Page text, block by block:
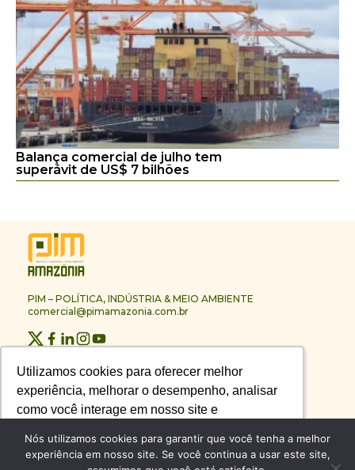
Utilizamos cookies para oferecer melhor
experiência, melhorar o desempenho, analisar
como você interage em nosso site e
Utilizamos cookies para oferecer melhor
experiência, melhorar o desempenho, analisar
como você interage em nosso site e
Balança comercial de julho tem
superávit de US$ 7 bilhões
PIM – POLÍTICA, INDÚSTRIA & MEIO AMBIENTE
comercial@pimamazonia.com.br
Contato
Publicidade
Melhores Empresas
Circuito PIM Amazônia
Nós utilizamos cookies para garantir que você tenha a melhor
experiência em nosso site. Se você continua a usar este site,